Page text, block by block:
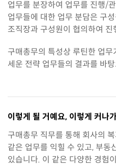
업무를 분장하여 업무를 진행/
업무들에 대한 업무 분담은 구
조직장과 구성원이 협의하여 진
구매총무의 특성상 루틴한 업무
세운 전략 업무들의 결과를 바
이렇게 될 거예요, 이렇게 커나
구매총무 직무를 통해 회사의
같은 업무를 익힐 수 있고, 부동
있습니다. 이 같은 다양한 경험